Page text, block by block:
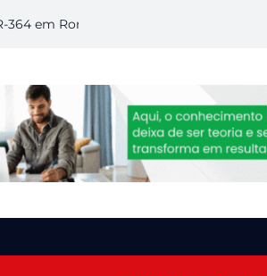
Rondônia Semana S do